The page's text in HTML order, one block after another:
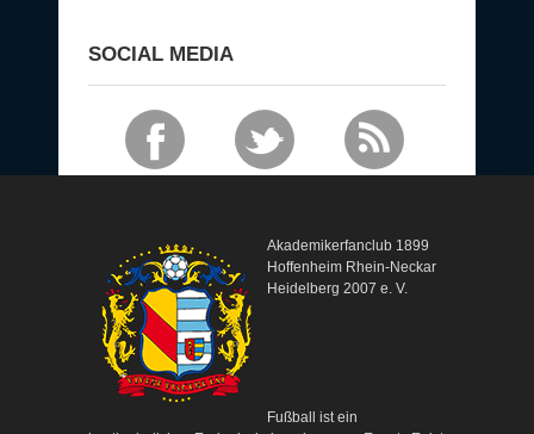
SOCIAL MEDIA
Akademikerfanclub 1899
Hoffenheim Rhein-Neckar
Heidelberg 2007 e. V.
Fußball ist ein